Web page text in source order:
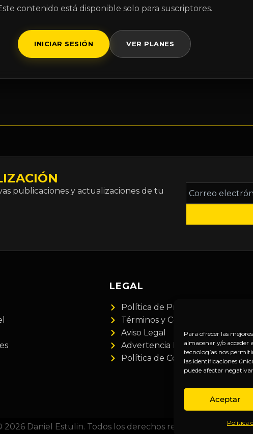
Para ofrecer las
almacenar y/o acceder
tecnologías nos
las identificaciones
puede afectar
Aceptar
Política
contenido está disponible solo para suscriptores.
INICIAR SESIÓN VER PLANES
publicaciones y actualizaciones de tu
Correo
electrónico
*
LEGAL
Política de Privacidad
Términos y Condiciones
Aviso Legal
Advertencia Financiera
Política de Cookies
2026 Daniel Estulin. Todos los derechos reservados.